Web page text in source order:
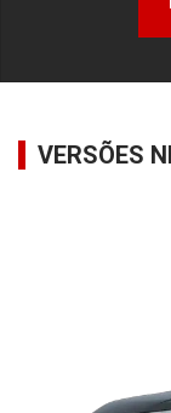
VERSÕES